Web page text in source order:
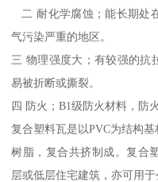
二 耐化学腐蚀；能长期处
气污染严重的地区。
三 物理强度大；有较强的抗
易被折断或撕裂。
四 防火；B1级防火材料，防
复合塑料瓦是以PVC为结构
树脂，复合共挤制成。复合
层或低层住宅建筑，亦可用